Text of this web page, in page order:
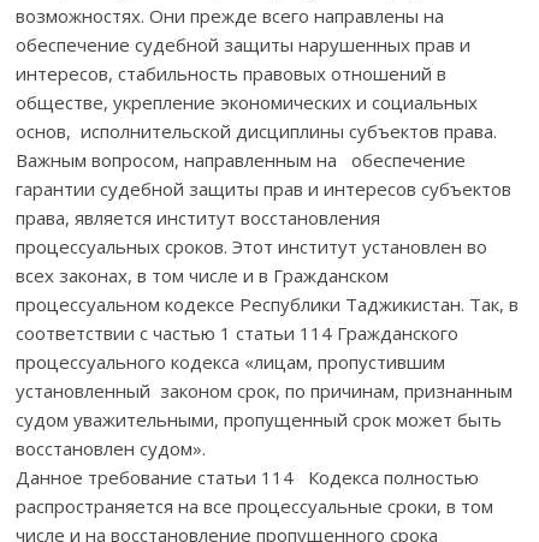
возможностях. Они прежде всего направлены на
обеспечение судебной защиты нарушенных прав и
интересов, стабильность правовых отношений в
обществе, укрепление экономических и социальных
основ, исполнительской дисциплины субъектов права.
Важным вопросом, направленным на обеспечение
гарантии судебной защиты прав и интересов субъектов
права, является институт восстановления
процессуальных сроков. Этот институт установлен во
всех законах, в том числе и в Гражданском
процессуальном кодексе Республики Таджикистан. Так, в
соответствии с частью 1 статьи 114 Гражданского
процессуального кодекса «лицам, пропустившим
установленный законом срок, по причинам, признанным
судом уважительными, пропущенный срок может быть
восстановлен судом».
Данное требование статьи 114 Кодекса полностью
распространяется на все процессуальные сроки, в том
числе и на восстановление пропущенного срока